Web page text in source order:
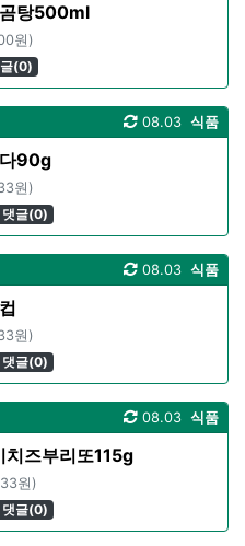
탕500ml
원)
(0)
식품
08.03
90g
원)
글(0)
식품
08.03
원)
글(0)
식품
08.03
즈부리또115g
원)
글(0)